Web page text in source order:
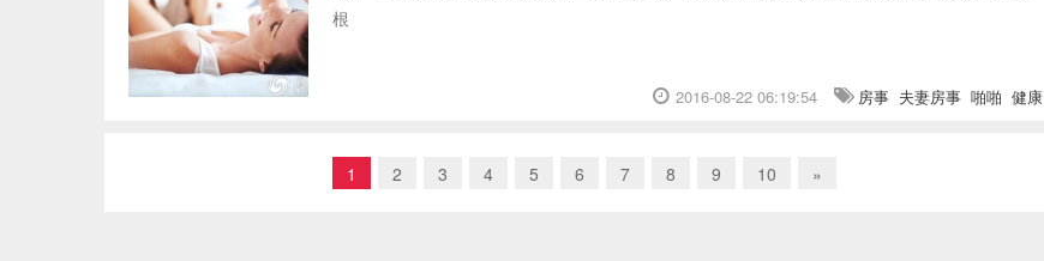
根
2016-08-22 06:19:54 房事 夫妻房事 啪啪 健康
1 2 3 4 5 6 7 8 9 10 »